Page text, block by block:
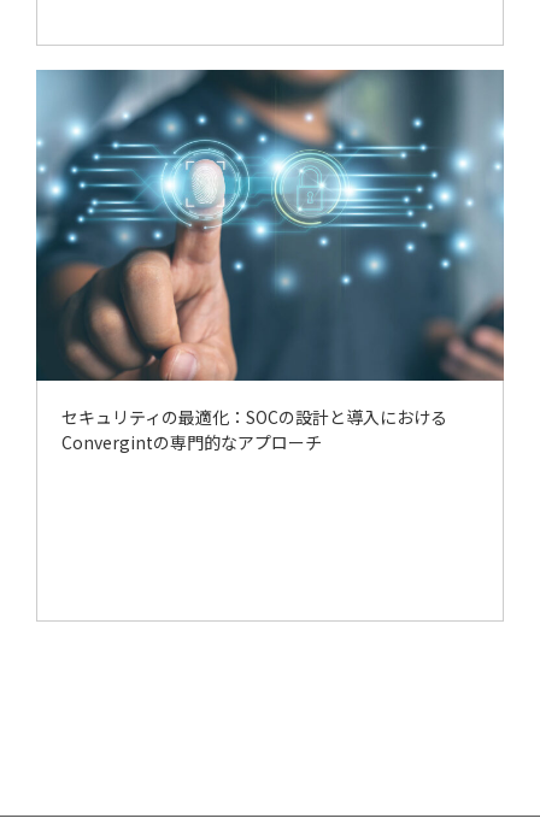
セキュリティの最適化：SOCの設計と導入における
Convergintの専門的なアプローチ